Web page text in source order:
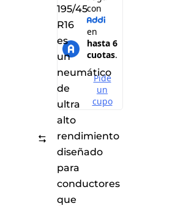
Comparar
195/45
R16
es
un
neumático
de
ultra
alto
rendimiento
diseñado
para
conductores
que